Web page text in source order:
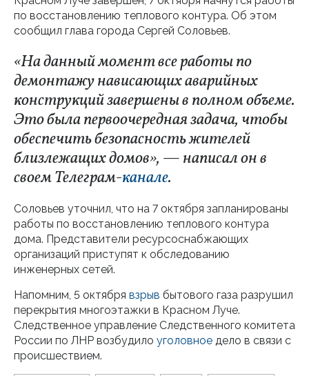
по восстановлению теплового контура. Об этом
сообщил глава города Сергей Соловьев.
«На данный момент все работы по
демонтажу нависающих аварийных
конструкций завершены в полном объеме.
Это была первоочередная задача, чтобы
обеспечить безопасность жителей
близлежащих домов», — написал он в
своем Телеграм-канале.
Соловьев уточнил, что на 7 октября запланированы
работы по восстановлению теплового контура
дома. Представители ресурсоснабжающих
организаций приступят к обследованию
инженерных сетей.
Напомним, 5 октября взрыв бытового газа разрушил
перекрытия многоэтажки в Красном Луче.
Следственное управление Следственного комитета
России по ЛНР возбудило уголовное дело в связи с
происшествием.